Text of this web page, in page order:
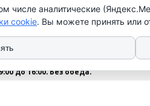
276 79 25
352 79 73
Пн-Чт с 9:00 до 17:00
до 16:00. Без обеда.
числе аналитические
cookie. Вы можете принять или